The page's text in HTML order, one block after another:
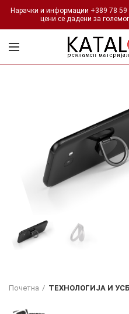
Нарачки и информации +389 78
цени се дадени за
Почетна ТЕХНОЛОГИЈА И УСБ